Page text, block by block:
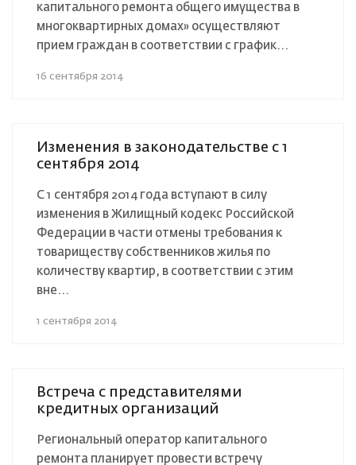
капитального ремонта общего имущества в
многоквартирных домах» осуществляют
прием граждан в соответствии с график...
16 сентября 2014
Изменения в законодательстве с 1
сентября 2014
С 1 сентября 2014 года вступают в силу
изменения в Жилищный кодекс Российской
Федерации в части отмены требования к
товариществу собственников жилья по
количеству квартир, в соответствии с этим
вне...
1 сентября 2014
Встреча с представителями
кредитных организаций
Региональный оператор капитального
ремонта планирует провести встречу